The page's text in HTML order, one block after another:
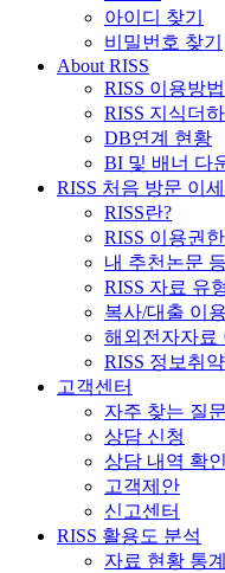
아이디 찾기
비밀번호 찾기
About RISS
RISS 이용방법
RISS 지식더하
DB연계 현황
BI 및 배너 다
RISS 처음 방문 이
RISS란?
RISS 이용권한
내 추천논문
RISS 자료 유
복사/대출 이
해외전자자료
RISS 정보취
고객센터
자주 찾는 질문
상담 신청
상담 내역 확인
고객제안
신고센터
RISS 활용도 분석
자료 현황 통계